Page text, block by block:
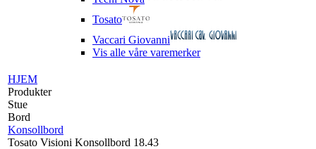
Tosato
Vaccari Giovanni
Vis alle våre varemerker
HJEM
Produkter
Stue
Bord
Konsollbord
Tosato Visioni Konsollbord 18.43